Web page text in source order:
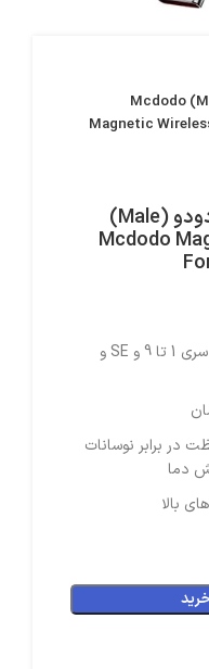
شارژر مگنتی اپل واچ مک دودو (Male) Mcdodo
Magnetic
شارژر مگنتی اپل واچ مک دودو (Male)
Mcdodo
سازگار با اپل واچ های اورجینال سری 1 تا 9 و SE و
در برابر نوسانات
دما
بالا